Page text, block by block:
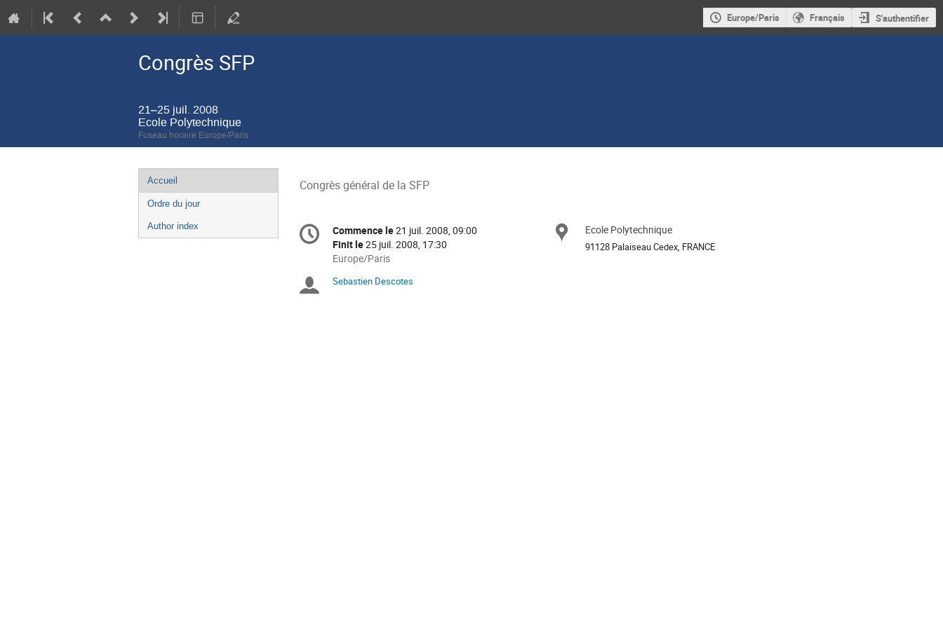
Europe/Paris Français S'authentifier
Congrès SFP
21–25 juil. 2008
Ecole Polytechnique
Fuseau horaire Europe/Paris
Menu
de
l'événement
Accueil
Ordre du jour
Author index
Congrès général de la SFP
Information
de
conférence
Date/Heure
Commence le21 juil. 2008, 09:00
Finit le25 juil. 2008, 17:30
Toutes
horaires
Europe/Paris
Site
Ecole Polytechnique
91128 Palaiseau Cedex, FRANCE
Présidents
Sebastien Descotes